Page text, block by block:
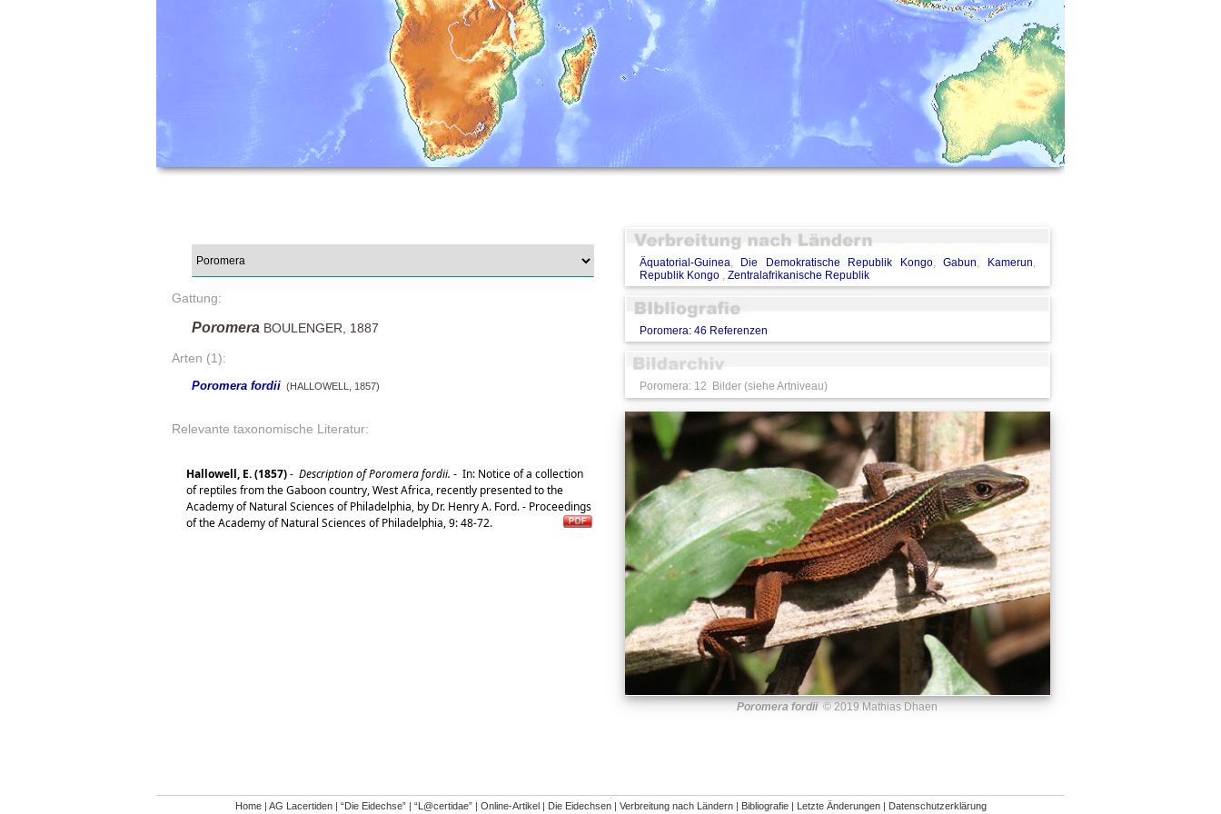
Gattung:
Poromera BOULENGER, 1887
Arten (1):
Poromera fordii (HALLOWELL, 1857)
Relevante taxonomische Literatur:
Hallowell, E. (1857)- Description of Poromera fordii. - In: Notice of a collection
of reptiles from the Gaboon country, West Africa, recently presented to the
Academy of Natural Sciences of Philadelphia, by Dr. Henry A. Ford. - Proceedings
of the Academy of Natural Sciences of Philadelphia, 9: 48-72.
Äquatorial-Guinea, Die Demokratische Republik Kongo,Gabun, Kamerun,
Republik Kongo , Zentralafrikanische Republik
Poromera: 46 Referenzen
Poromera: 12 Bilder (siehe Artniveau)
Poromera fordii© 2019 Mathias Dhaen
Home| AG Lacertiden| “Die Eidechse”| “L@certidae”| Online-Artikel| Die Eidechsen| Verbreitung nach Ländern| Bibliografie| Letzte Änderungen| Datenschutzerklärung